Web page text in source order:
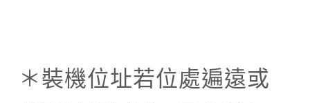
＊裝機位址若位處遍遠或